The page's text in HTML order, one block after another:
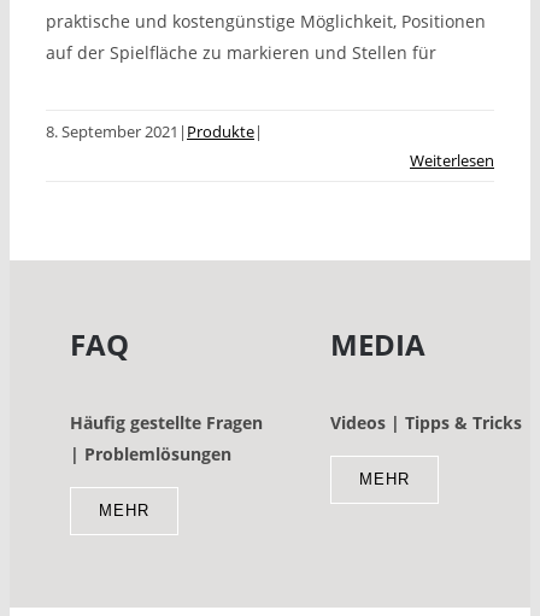
praktische und kostengünstige Möglichkeit, Positionen
auf der Spielfläche zu markieren und Stellen für
8. September 2021 | Produkte|
Weiterlesen
FAQ
Häufig gestellte Fragen
| Problemlösungen
MEHR
MEDIA
Videos | Tipps & Tricks
MEHR